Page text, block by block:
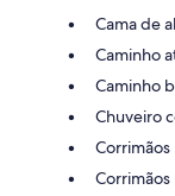
Cama de
Caminho
Caminho
Chuveiro
Corrimãos
Corrimãos